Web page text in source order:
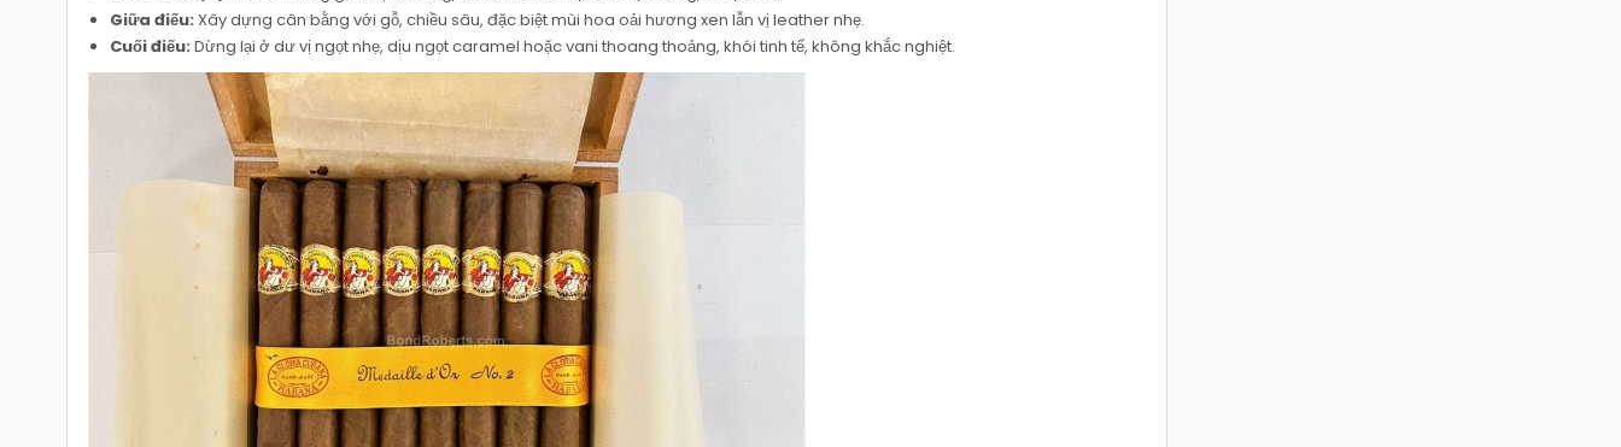
Giữa điếu: Xây dựng cân bằng với gỗ, chiều sâu, đặc biệt mùi hoa oải hương xen lẫn vị leather nhẹ.
Cuối điếu: Dừng lại ở dư vị ngọt nhẹ, dịu ngọt caramel hoặc vani thoang thoảng, khói tinh tế, không khắc nghiệt.